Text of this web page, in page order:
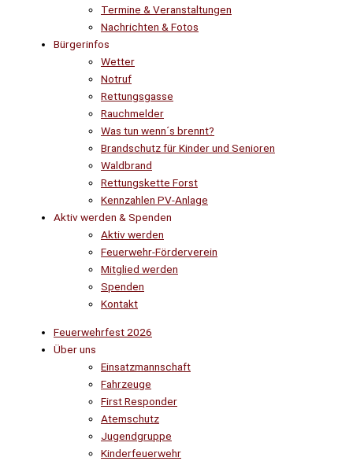
Termine & Veranstaltungen
Nachrichten & Fotos
Bürgerinfos
Wetter
Notruf
Rettungsgasse
Rauchmelder
Was tun wenn´s brennt?
Brandschutz für Kinder und Senioren
Waldbrand
Rettungskette Forst
Kennzahlen PV-Anlage
Aktiv werden & Spenden
Aktiv werden
Feuerwehr-Förderverein
Mitglied werden
Spenden
Kontakt
Feuerwehrfest 2026
Über uns
Einsatzmannschaft
Fahrzeuge
First Responder
Atemschutz
Jugendgruppe
Kinderfeuerwehr